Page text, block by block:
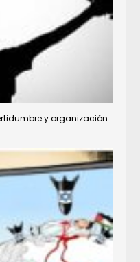
y organización